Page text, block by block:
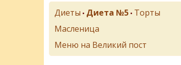
Диеты • Диета №5 • Торты
Масленица
Меню на Великий пост